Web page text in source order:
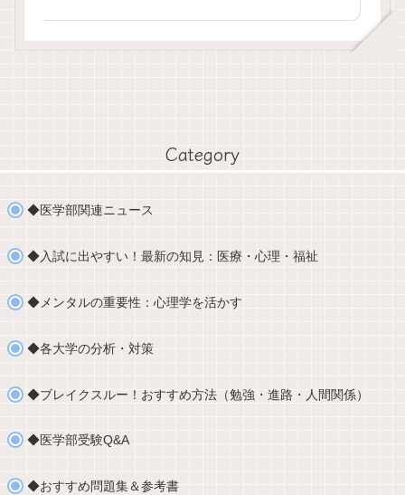
Category
◆医学部関連ニュース
◆入試に出やすい！最新の知見：医療・心理・福祉
◆メンタルの重要性：心理学を活かす
◆各大学の分析・対策
◆ブレイクスルー！おすすめ方法（勉強・進路・人間関係）
◆医学部受験Q&A
◆おすすめ問題集＆参考書